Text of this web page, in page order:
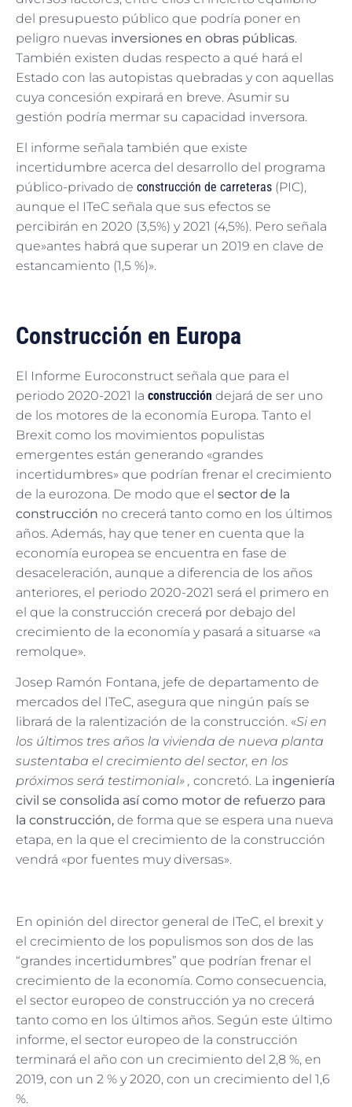
del presupuesto público que podría poner en
peligro nuevas inversiones en obras públicas.
También existen dudas respecto a qué hará el
Estado con las autopistas quebradas y con aquellas
cuya concesión expirará en breve. Asumir su
gestión podría mermar su capacidad inversora.
El informe señala también que existe
incertidumbre acerca del desarrollo del programa
público-privado de construcción de carreteras (PIC),
aunque el ITeC señala que sus efectos se
percibirán en 2020 (3,5%) y 2021 (4,5%). Pero señala
que»antes habrá que superar un 2019 en clave de
estancamiento (1,5 %)».
Construcción en Europa
El Informe Euroconstruct señala que para el
periodo 2020-2021 la construcción dejará de ser uno
de los motores de la economía Europa. Tanto el
Brexit como los movimientos populistas
emergentes están generando «grandes
incertidumbres» que podrían frenar el crecimiento
de la eurozona. De modo que el sector de la
construcción no crecerá tanto como en los últimos
años. Además, hay que tener en cuenta que la
economía europea se encuentra en fase de
desaceleración, aunque a diferencia de los años
anteriores, el periodo 2020-2021 será el primero en
el que la construcción crecerá por debajo del
crecimiento de la economía y pasará a situarse «a
remolque».
Josep Ramón Fontana, jefe de departamento de
mercados del ITeC, asegura que ningún país se
librará de la ralentización de la construcción. «Si en
los últimos tres años la vivienda de nueva planta
sustentaba el crecimiento del sector, en los
próximos será testimonial» , concretó. La ingeniería
civil se consolida así como motor de refuerzo para
la construcción, de forma que se espera una nueva
etapa, en la que el crecimiento de la construcción
vendrá «por fuentes muy diversas».
En opinión del director general de ITeC, el brexit y
el crecimiento de los populismos son dos de las
“grandes incertidumbres” que podrían frenar el
crecimiento de la economía. Como consecuencia,
el sector europeo de construcción ya no crecerá
tanto como en los últimos años. Según este último
informe, el sector europeo de la construcción
terminará el año con un crecimiento del 2,8 %, en
2019, con un 2 % y 2020, con un crecimiento del 1,6
%.